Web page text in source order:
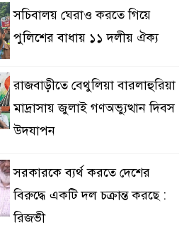
সচিবালয় ঘেরাও করতে গিয়ে
পুলিশের বাধায় ১১ দলীয় ঐক্য
রাজবাড়ীতে বেথুলিয়া বারলাহুরিয়া
মাদ্রাসায় জুলাই গণঅভ্যুত্থান দিবস
উদযাপন
সরকারকে ব্যর্থ করতে দেশের
বিরুদ্ধে একটি দল চক্রান্ত করছে :
রিজভী